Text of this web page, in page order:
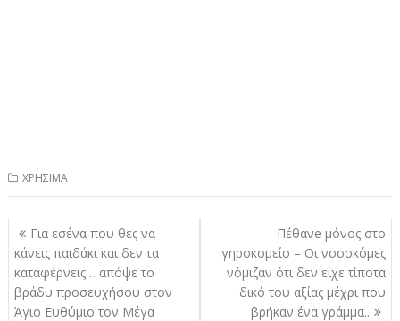
ΧΡΗΣΙΜΑ
Πλοήγηση
άρθρων
Για εσένα που θες να
κάνεις παιδάκι και δεν τα
καταφέρνεις… απόψε το
βράδυ προσευχήσου στον
Άγιο Ευθύμιο τον Μέγα
Πέθανe μόνος στο
γηροκομείο – Οι νοσοκόμες
νόμιζαν ότι δεν είχε τίποτα
δικό του αξίας μέχρι που
βρήκαν ένα γράμμα..